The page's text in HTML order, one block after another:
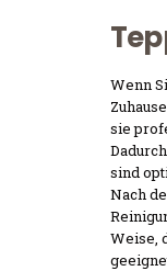
Wenn
sie
sind
Nach
Weise,